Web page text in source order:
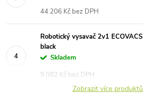
44 206 Kč bez DPH
Robotický vysavač 2v1
black
Skladem
9 082 Kč bez DPH
Zobrazit více produktů